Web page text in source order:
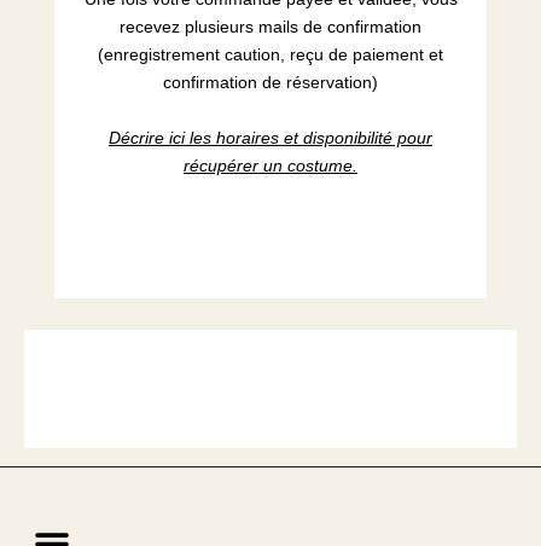
recevez plusieurs mails de confirmation
(enregistrement caution, reçu de paiement et
confirmation de réservation)
Décrire ici les horaires et disponibilité pour
récupérer un costume.